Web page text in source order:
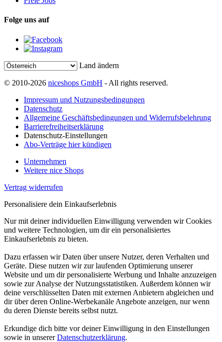
Folge uns auf
Land ändern
© 2010-2026 niceshops GmbH - All rights reserved.
Impressum und Nutzungsbedingungen
Datenschutz
Allgemeine Geschäftsbedingungen und Widerrufsbelehrung
Barrierefreiheitserklärung
Datenschutz-Einstellungen
Abo-Verträge hier kündigen
Unternehmen
Weitere nice Shops
Vertrag widerrufen
Personalisiere dein Einkaufserlebnis
Nur mit deiner individuellen Einwilligung verwenden wir Cookies
und weitere Technologien, um dir ein personalisiertes
Einkaufserlebnis zu bieten.
Dazu erfassen wir Daten über unsere Nutzer, deren Verhalten und
Geräte. Diese nutzen wir zur laufenden Optimierung unserer
Website und um dir personalisierte Werbung und Inhalte anzuzeigen
sowie zur Analyse der Nutzungsstatistiken. Außerdem können wir
deine verschlüsselten Daten mit externen Anbietern abgleichen und
dir über deren Online-Werbekanäle Angebote anzeigen, nur wenn
du deren Dienste bereits selbst nutzt.
Erkundige dich bitte vor deiner Einwilligung in den Einstellungen
sowie in unsererDatenschutzerklärung.